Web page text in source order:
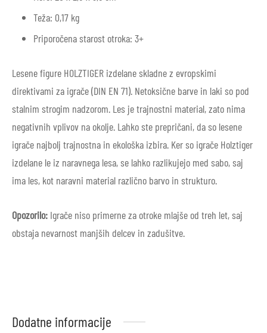
Teža: 0,17 kg
Priporočena starost otroka: 3+
Lesene figure HOLZTIGER izdelane skladne z evropskimi
direktivami za igrače (DIN EN 71). Netoksične barve in laki so pod
stalnim strogim nadzorom. Les je trajnostni material, zato nima
negativnih vplivov na okolje. Lahko ste prepričani, da so lesene
igrače najbolj trajnostna in ekološka izbira. Ker so igrače Holztiger
izdelane le iz naravnega lesa, se lahko razlikujejo med sabo, saj
ima les, kot naravni material različno barvo in strukturo.
Opozorilo: Igrače niso primerne za otroke mlajše od treh let, saj
obstaja nevarnost manjših delcev in zadušitve.
Dodatne informacije